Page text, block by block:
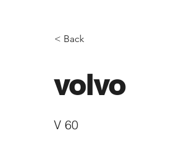
< Back
volvo
V 60